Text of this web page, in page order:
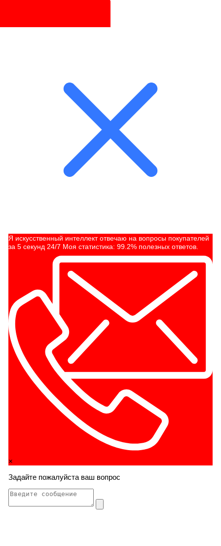
Я искусственный интеллект отвечаю на вопросы покупателей
за 5 секунд 24/7 Моя статистика: 99.2% полезных ответов.
×
Задайте пожалуйста ваш вопрос